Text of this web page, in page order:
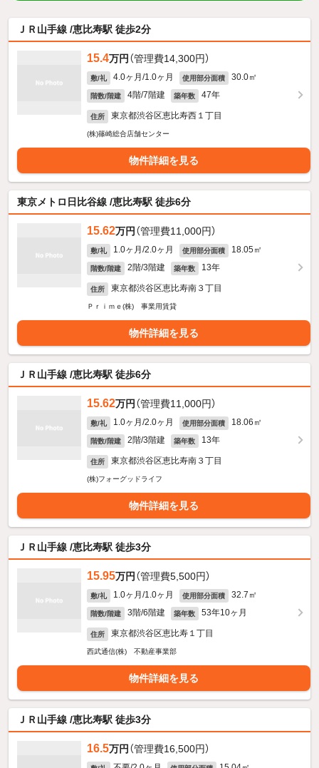
ＪＲ山手線 /恵比寿駅 徒歩2分
15.4万円 （管理費14,300円）
敷/礼 4.0ヶ月/1.0ヶ月 使用部分面積 30.0㎡
階数/階建 4階/7階建 築年数 47年
住所 東京都渋谷区恵比寿西１丁目
(株)篠崎総合店舗センター
物件詳細を見る
東京メトロ日比谷線 /恵比寿駅 徒歩6分
15.62万円 （管理費11,000円）
敷/礼 1.0ヶ月/2.0ヶ月 使用部分面積 18.05㎡
階数/階建 2階/3階建 築年数 13年
住所 東京都渋谷区恵比寿南３丁目
Ｐｒｉｍｅ(株) 事業用賃貸
物件詳細を見る
ＪＲ山手線 /恵比寿駅 徒歩6分
15.62万円 （管理費11,000円）
敷/礼 1.0ヶ月/2.0ヶ月 使用部分面積 18.06㎡
階数/階建 2階/3階建 築年数 13年
住所 東京都渋谷区恵比寿南３丁目
(株)フォーグッドライフ
物件詳細を見る
ＪＲ山手線 /恵比寿駅 徒歩3分
15.95万円 （管理費5,500円）
敷/礼 1.0ヶ月/1.0ヶ月 使用部分面積 32.7㎡
階数/階建 3階/6階建 築年数 53年10ヶ月
住所 東京都渋谷区恵比寿１丁目
西武通信(株) 不動産事業部
物件詳細を見る
ＪＲ山手線 /恵比寿駅 徒歩3分
16.5万円 （管理費16,500円）